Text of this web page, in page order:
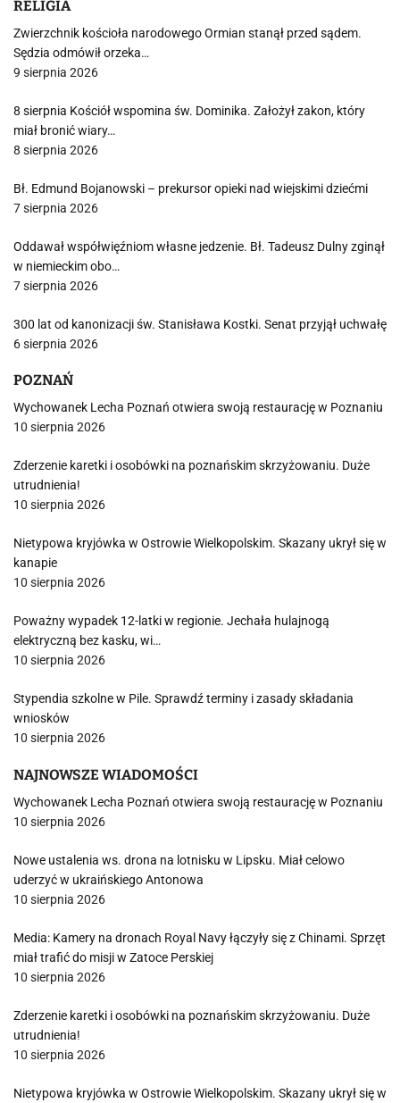
RELIGIA
Zwierzchnik kościoła narodowego Ormian stanął przed sądem.
Sędzia odmówił orzeka…
9 sierpnia 2026
8 sierpnia Kościół wspomina św. Dominika. Założył zakon, który
miał bronić wiary…
8 sierpnia 2026
Bł. Edmund Bojanowski – prekursor opieki nad wiejskimi dziećmi
7 sierpnia 2026
Oddawał współwięźniom własne jedzenie. Bł. Tadeusz Dulny zginął
w niemieckim obo…
7 sierpnia 2026
300 lat od kanonizacji św. Stanisława Kostki. Senat przyjął uchwałę
6 sierpnia 2026
POZNAŃ
Wychowanek Lecha Poznań otwiera swoją restaurację w Poznaniu
10 sierpnia 2026
Zderzenie karetki i osobówki na poznańskim skrzyżowaniu. Duże
utrudnienia!
10 sierpnia 2026
Nietypowa kryjówka w Ostrowie Wielkopolskim. Skazany ukrył się w
kanapie
10 sierpnia 2026
Poważny wypadek 12-latki w regionie. Jechała hulajnogą
elektryczną bez kasku, wi…
10 sierpnia 2026
Stypendia szkolne w Pile. Sprawdź terminy i zasady składania
wniosków
10 sierpnia 2026
NAJNOWSZE WIADOMOŚCI
Wychowanek Lecha Poznań otwiera swoją restaurację w Poznaniu
10 sierpnia 2026
Nowe ustalenia ws. drona na lotnisku w Lipsku. Miał celowo
uderzyć w ukraińskiego Antonowa
10 sierpnia 2026
Media: Kamery na dronach Royal Navy łączyły się z Chinami. Sprzęt
miał trafić do misji w Zatoce Perskiej
10 sierpnia 2026
Zderzenie karetki i osobówki na poznańskim skrzyżowaniu. Duże
utrudnienia!
10 sierpnia 2026
Nietypowa kryjówka w Ostrowie Wielkopolskim. Skazany ukrył się w